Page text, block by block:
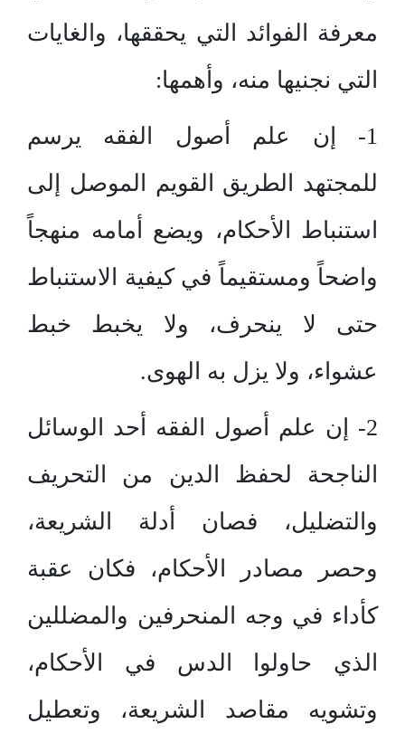
معرفة الفوائد التي يحققها، والغايات
التي نجنيها منه، وأهمها:
1- إن علم أصول الفقه يرسم
للمجتهد الطريق القويم الموصل إلى
استنباط الأحكام، ويضع أمامه منهجاً
واضحاً ومستقيماً في كيفية الاستنباط
حتى لا ينحرف، ولا يخبط خبط
عشواء، ولا يزل به الهوى.
2- إن علم أصول الفقه أحد الوسائل
الناجحة لحفظ الدين من التحريف
والتضليل، فصان أدلة الشريعة،
وحصر مصادر الأحكام، فكان عقبة
كأداء في وجه المنحرفين والمضللين
الذي حاولوا الدس في الأحكام،
وتشويه مقاصد الشريعة، وتعطيل